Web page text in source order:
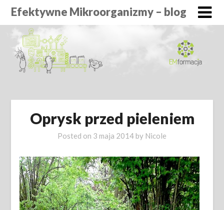
Efektywne Mikroorganizmy – blog
Oprysk przed pieleniem
Posted on 3 maja 2014 by Nicole